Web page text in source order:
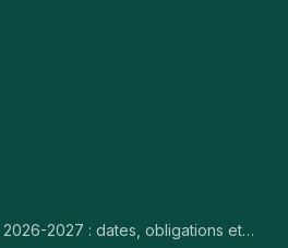
2027 : dates, obligations et…